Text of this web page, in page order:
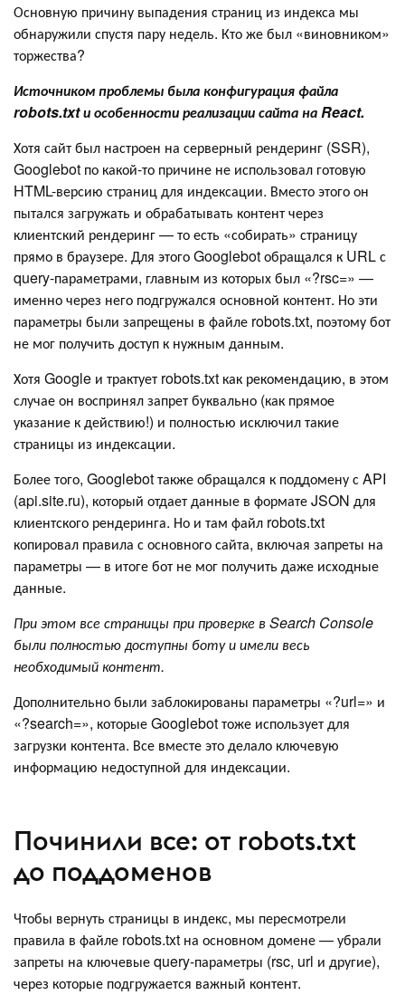
Основную причину выпадения страниц из индекса мы
обнаружили спустя пару недель. Кто же был «виновником»
торжества?
Источником проблемы была конфигурация файла
robots.txt и особенности реализации сайта на React.
Хотя сайт был настроен на серверный рендеринг (SSR),
Googlebot по какой-то причине не использовал готовую
HTML-версию страниц для индексации. Вместо этого он
пытался загружать и обрабатывать контент через
клиентский рендеринг — то есть «собирать» страницу
прямо в браузере. Для этого Googlebot обращался к URL с
query-параметрами, главным из которых был «?rsc=» —
именно через него подгружался основной контент. Но эти
параметры были запрещены в файле robots.txt, поэтому бот
не мог получить доступ к нужным данным.
Хотя Google и трактует robots.txt как рекомендацию, в этом
случае он воспринял запрет буквально (как прямое
указание к действию!) и полностью исключил такие
страницы из индексации.
Более того, Googlebot также обращался к поддомену с API
(api.site.ru), который отдает данные в формате JSON для
клиентского рендеринга. Но и там файл robots.txt
копировал правила с основного сайта, включая запреты на
параметры — в итоге бот не мог получить даже исходные
данные.
При этом все страницы при проверке в Search Console
были полностью доступны боту и имели весь
необходимый контент.
Дополнительно были заблокированы параметры «?url=» и
«?search=», которые Googlebot тоже использует для
загрузки контента. Все вместе это делало ключевую
информацию недоступной для индексации.
Починили все: от robots.txt
до поддоменов
Чтобы вернуть страницы в индекс, мы пересмотрели
правила в файле robots.txt на основном домене — убрали
запреты на ключевые query-параметры (rsc, url и другие),
через которые подгружается важный контент.